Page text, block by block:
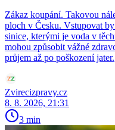
Zákaz koupání. Takovou
ploch v Česku. Vstupovat
sinice, kterými je voda v
mohou způsobit vážné
průjem až po poškození jater.
Zvirecizpravy.cz
8. 8. 2026, 21:31
3 min